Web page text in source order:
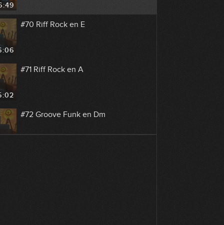
#70 Riff Rock en E
#71 Riff Rock en A
#72 Groove Funk en Dm